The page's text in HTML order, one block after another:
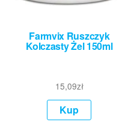
Farmvix Ruszczyk
Kolczasty Żel 150ml
15,09zł
Kup